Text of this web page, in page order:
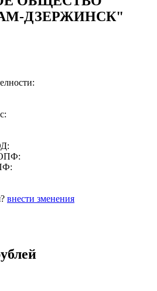
ДЗЕРЖИНСК"
внести зменения